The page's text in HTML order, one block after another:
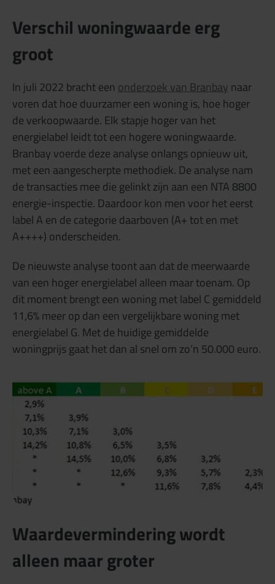
Verschil woningwaarde erg
groot
In juli 2022 bracht een onderzoek van Branbay naar
voren dat hoe duurzamer een woning is, hoe hoger
de verkoopwaarde. Elk stapje hoger van het
energielabel leidt tot een hogere woningwaarde.
Branbay voerde deze analyse onlangs opnieuw uit,
met een aangescherpte methodiek. De analyse nam
de transacties mee die gelinkt zijn aan een NTA 8800
energie-inspectie. Daardoor kon men voor het eerst
label A en de categorie daarboven (A+ tot en met
A++++) onderscheiden.
De nieuwste analyse toont aan dat de meerwaarde
van een hoger energielabel alleen maar toenam. Op
dit moment brengt een woning met label C gemiddeld
11,6% meer op dan een vergelijkbare woning met
energielabel G. Met de huidige gemiddelde
woningprijs gaat het dan al snel om zo’n 50.000 euro.
Waardevermindering wordt
alleen maar groter